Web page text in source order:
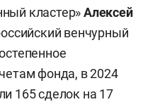
кластер»Алексей
венчурный
фонда, в 2024
165 сделок на 17